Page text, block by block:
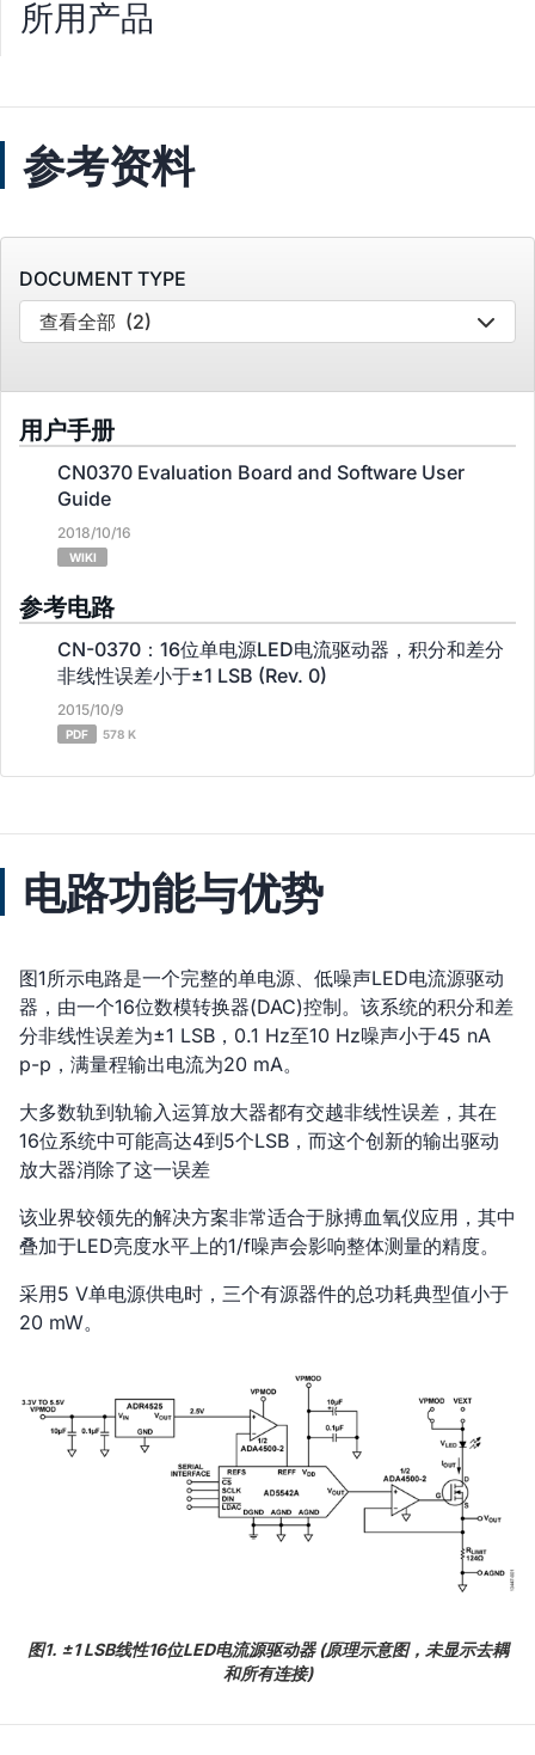
所用产品
参考资料
DOCUMENT TYPE
查看全部 (2)
用户手册
CN0370 Evaluation Board and Software User
Guide
2018/10/16
WIKI
参考电路
CN-0370：16位单电源LED电流驱动器，积分和差分
非线性误差小于±1 LSB (Rev. 0)
2015/10/9
PDF 578 K
电路功能与优势
图1所示电路是一个完整的单电源、低噪声LED电流源驱动
器，由一个16位数模转换器(DAC)控制。该系统的积分和差
分非线性误差为±1 LSB，0.1 Hz至10 Hz噪声小于45 nA
p-p，满量程输出电流为20 mA。
大多数轨到轨输入运算放大器都有交越非线性误差，其在
16位系统中可能高达4到5个LSB，而这个创新的输出驱动
放大器消除了这一误差
该业界较领先的解决方案非常适合于脉搏血氧仪应用，其中
叠加于LED亮度水平上的1/f噪声会影响整体测量的精度。
采用5 V单电源供电时，三个有源器件的总功耗典型值小于
20 mW。
图1. ±1 LSB线性16位LED电流源驱动器 (原理示意图，未显示去耦
和所有连接)